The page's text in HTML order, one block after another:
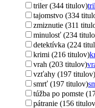
triler (344 titulov)
tajomstvo (334
zmiznutie (311
minulosť (234
detektívka (224
krimi (216 titulov)
vrah (203 titulov)
vzťahy (197 titulov)
smrť (197 titulov)
túžba po pomste
pátranie (156